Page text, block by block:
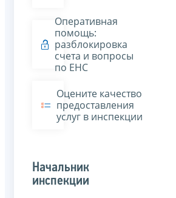
Оперативная
помощь:
разблокировка
счета и вопросы
по ЕНС
Оцените качество
предоставления
услуг в инспекции
Начальник
инспекции